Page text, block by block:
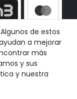
de estos
a mejorar
más
y sus
y nuestra